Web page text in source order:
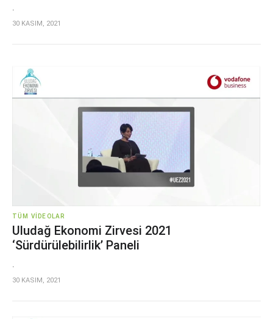
.
30 KASIM, 2021
TÜM VIDEOLAR
Uludağ Ekonomi Zirvesi 2021
‘Sürdürülebilirlik’ Paneli
.
30 KASIM, 2021